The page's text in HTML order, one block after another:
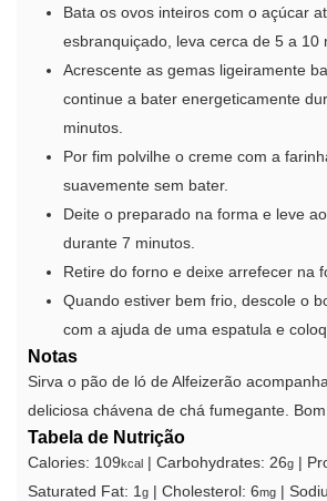
Bata os ovos inteiros com o açúcar
esbranquiçado, leva cerca de 5 a 10
Acrescente as gemas ligeiramente
continue a bater energeticamente
minutos.
Por fim polvilhe o creme com a
suavemente sem bater.
Deite o preparado na forma e leve
durante 7 minutos.
Retire do forno e deixe arrefecer na
Quando estiver bem frio, descole o
com a ajuda de uma espatula e
Notas
Sirva o pão de ló de Alfeizerão
deliciosa chávena de chá fumegante.
Tabela de Nutrição
Calories: 109kcal Carbohydrates: 26g
Saturated Fat: 1g Cholesterol: 6mg